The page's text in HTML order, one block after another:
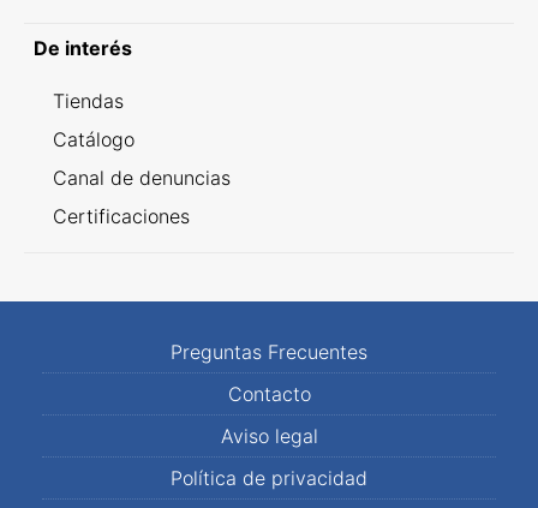
De interés
Tiendas
Catálogo
Canal de denuncias
Certificaciones
Preguntas Frecuentes
Contacto
Aviso legal
Política de privacidad